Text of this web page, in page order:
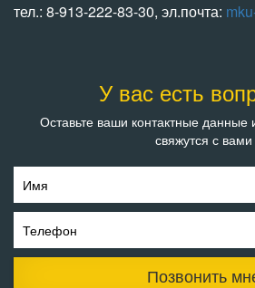
тел.: 8-913-222-83-30, эл.почта:
У вас есть
Оставьте ваши контактные
свяжутся с вами
Имя
Телефон
Позвонить